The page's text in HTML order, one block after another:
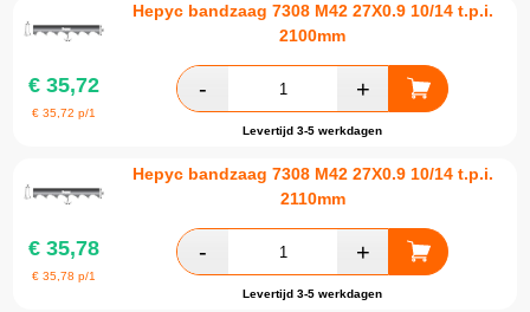
Hepyc bandzaag 7308 M42 27X0.9 10/14 t.p.i.
2100mm
€ 35,72
€35,72 p/1
Levertijd 3-5 werkdagen
Hepyc bandzaag 7308 M42 27X0.9 10/14 t.p.i.
2110mm
€ 35,78
€35,78 p/1
Levertijd 3-5 werkdagen